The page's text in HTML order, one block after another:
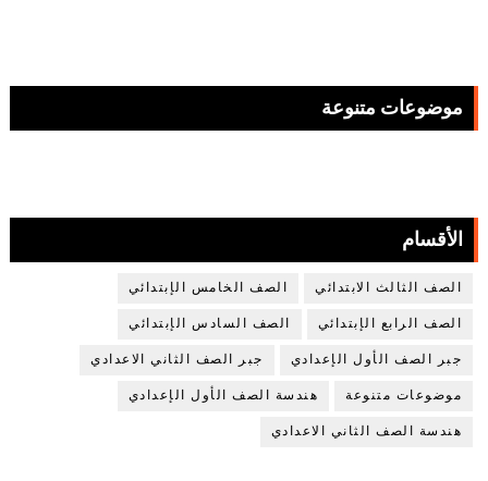
موضوعات متنوعة
الأقسام
الصف الثالث الابتدائي الصف الخامس الإبتدائي
الصف الرابع الإبتدائي الصف السادس الإبتدائي
جبر الصف الأول الإعدادي جبر الصف الثاني الاعدادي
موضوعات متنوعة هندسة الصف الأول الإعدادي
هندسة الصف الثاني الاعدادي